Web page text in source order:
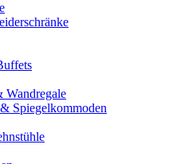
Wandregale
Spiegelkommoden